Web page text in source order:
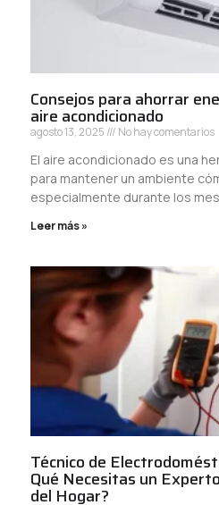
Consejos para ahorrar
aire acondicionado
agosto 13, 2025 No hay comentarios
El aire acondicionado es una
para mantener un ambiente
especialmente durante los
Leer más »
Técnico de
Qué Necesitas un
del Hogar?